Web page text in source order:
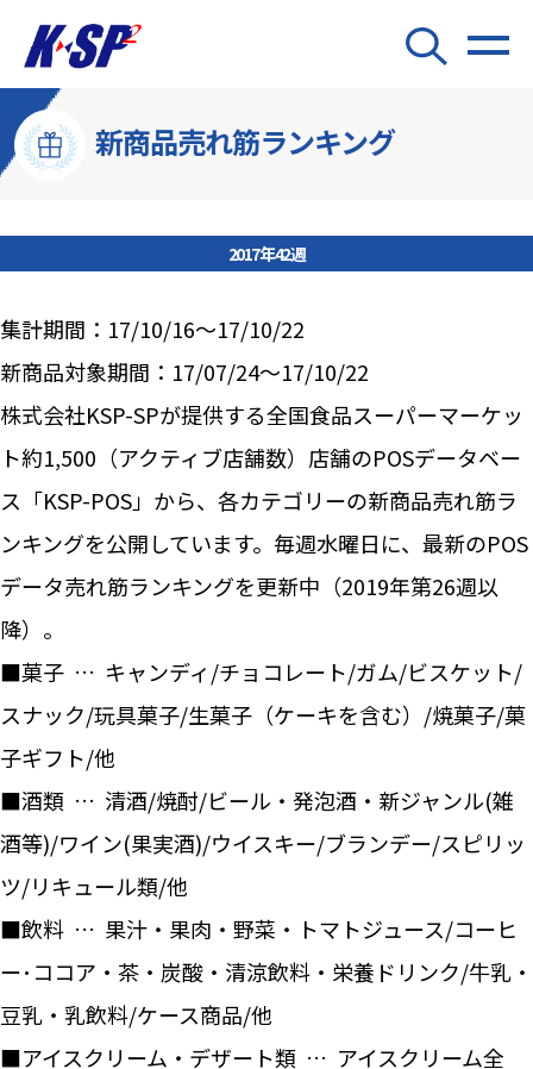
新商品売れ筋ランキング
2017年42週
集計期間：17/10/16～17/10/22
新商品対象期間：17/07/24～17/10/22
株式会社KSP-SPが提供する全国食品スーパーマーケッ
ト約1,500（アクティブ店舗数）店舗のPOSデータベー
ス「KSP-POS」から、各カテゴリーの新商品売れ筋ラ
ンキングを公開しています。毎週水曜日に、最新のPOS
データ売れ筋ランキングを更新中（2019年第26週以
降）。
■菓子 … キャンディ/チョコレート/ガム/ビスケット/
スナック/玩具菓子/生菓子（ケーキを含む）/焼菓子/菓
子ギフト/他
■酒類 … 清酒/焼酎/ビール・発泡酒・新ジャンル(雑
酒等)/ワイン(果実酒)/ウイスキー/ブランデー/スピリッ
ツ/リキュール類/他
■飲料 … 果汁・果肉・野菜・トマトジュース/コーヒ
ー･ココア・茶・炭酸・清涼飲料・栄養ドリンク/牛乳・
豆乳・乳飲料/ケース商品/他
■アイスクリーム・デザート類 … アイスクリーム全